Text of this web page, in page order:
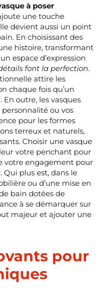
à poser
une touche
devient aussi un point
En choisissant des
histoire, transformant
espace d’expression
font la perfection.
attire les
chaque fois qu’un
outre, les vasques
ou vos
pour les formes
terreux et naturels,
Choisir une vasque
votre penchant pour
votre engagement pour
plus est, dans le
ou d’une mise en
bain dotées de
à se démarquer sur
majeur et ajouter une
pour